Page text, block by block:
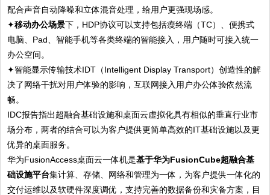
配合声音自动降噪和立体混音处理，给用户更强现场感。
✦移动办公场景下，HDP协议可以支持包括瘦终端（TC）、便携式
电脑、Pad、智能手机等各类终端的智能接入，用户随时可接入统一
办公空间。
✦智能显示传输技术IDT（Intelligent Display Transport）创造性的解
决了网络干扰对用户体验的影响，互联网接入用户办公体验依然流
畅。
IDC报告指出超融合基础设施和桌面云虚拟化具有相似的垂直行业市
场分布，两者的结合可以为客户提供更简单高效的IT基础设施以及更
优异的桌面服务。
华为FusionAccess桌面云一体机是基于华为FusionCube超融合基
础设施平台集计算、存储、网络和管理为一体，为客户提供一体化的
交付运维以及软硬件深度调优，支持完善的数据备份和灾备方案，目